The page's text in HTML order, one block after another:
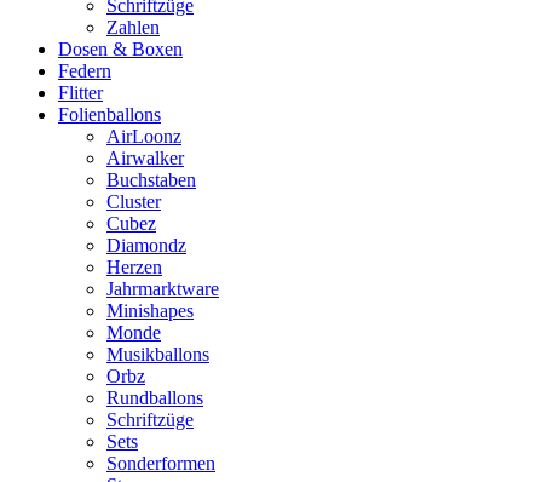
Schriftzüge
Zahlen
Dosen & Boxen
Federn
Flitter
Folienballons
AirLoonz
Airwalker
Buchstaben
Cluster
Cubez
Diamondz
Herzen
Jahrmarktware
Minishapes
Monde
Musikballons
Orbz
Rundballons
Schriftzüge
Sets
Sonderformen